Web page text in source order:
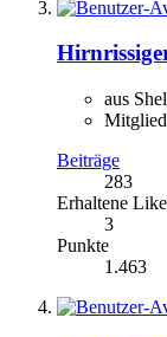
aus
Beiträge
283
Erhaltene
3
Punkte
1.463